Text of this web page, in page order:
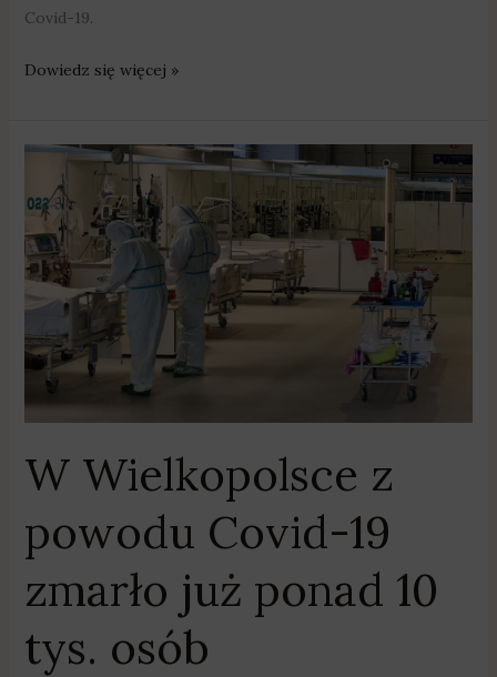
Covid-19.
Dowiedz się więcej »
W Wielkopolsce z
powodu Covid-19
zmarło już ponad 10
tys. osób
W
Wielkopolsce
z
powodu
Covid-
zmarło
już
osób